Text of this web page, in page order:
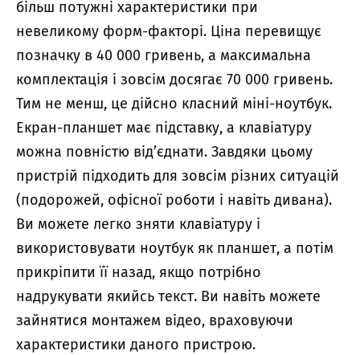
більш потужні характеристики при
невеликому форм-факторі. Ціна перевищує
позначку в 40 000 гривень, а максимальна
комплектація і зовсім досягає 70 000 гривень.
Тим не менш, це дійсно класний міні-ноутбук.
Екран-планшет має підставку, а клавіатуру
можна повністю від’єднати. Завдяки цьому
пристрій підходить для зовсім різних ситуацій
(подорожей, офісної роботи і навіть дивана).
Ви можете легко зняти клавіатуру і
використовувати ноутбук як планшет, а потім
прикріпити її назад, якщо потрібно
надрукувати якийсь текст. Ви навіть можете
зайнятися монтажем відео, враховуючи
характеристики даного пристрою.